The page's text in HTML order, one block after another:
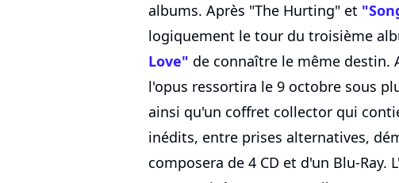
albums. Après "The Hurting" et
logiquement le tour du troisième
Love" de connaître le même destin.
l'opus ressortira le 9 octobre sous
ainsi qu'un coffret collector qui
inédits, entre prises alternatives,
composera de 4 CD et d'un Blu-Ray.